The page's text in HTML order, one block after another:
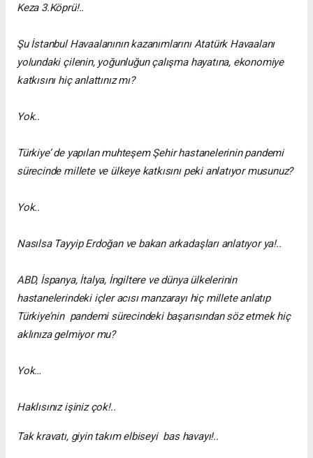
Keza 3.Köprü!..
Şu İstanbul Havaalanının kazanımlarını Atatürk Havaalanı
yolundaki çilenin, yoğunluğun çalışma hayatına, ekonomiye
katkısını hiç anlattınız mı?
Yok..
Türkiye’ de yapılan muhteşem Şehir hastanelerinin pandemi
sürecinde millete ve ülkeye katkısını peki anlatıyor musunuz?
Yok..
Nasılsa Tayyip Erdoğan ve bakan arkadaşları anlatıyor ya!..
ABD, İspanya, İtalya, İngiltere ve dünya ülkelerinin
hastanelerindeki içler acısı manzarayı hiç millete anlatıp
Türkiye’nin pandemi sürecindeki başarısından söz etmek hiç
aklınıza gelmiyor mu?
Yok…
Haklısınız işiniz çok!..
Tak kravatı, giyin takım elbiseyi bas havayı!..